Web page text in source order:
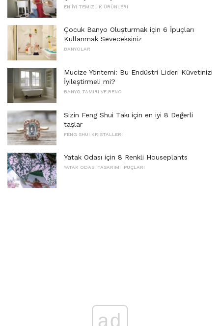
EN İYI TEMIZLIK ÜRÜNLERI
Çocuk Banyo Oluşturmak için 6 İpuçları
Kullanmak Seveceksiniz
BANYOLAR
Mucize Yöntemi: Bu Endüstri Lideri Küvetinizi
İyileştirmeli mi?
BANYO TAMIRI VE RENO
Sizin Feng Shui Takı için en iyi 8 Değerli
taşlar
FENG SHUI KRISTALLERI
Yatak Odası için 8 Renkli Houseplants
YATAK ODASI TASARIMI İPUÇLARI
ad